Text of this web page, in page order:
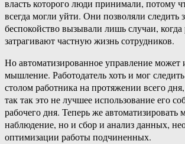
власть которого люди принимали, потому
всегда могли уйти. Они позволяли следить
беспокойство вызывали лишь случаи, когда
затрагивают частную жизнь сотрудников.
Но автоматизированное управление может
мышление. Работодатель хоть и мог
столом работника на протяжении всего
так так это не лучшее использование его
рабочего дня. Теперь же автоматизировать
наблюдение, но и сбор и анализ данных,
оптимизации работы подчиненных.